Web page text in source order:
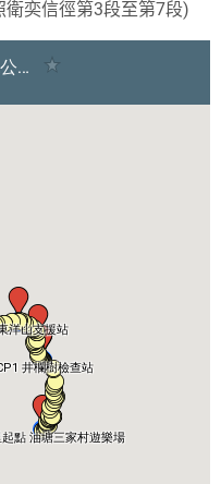
奕信徑第3段至第7段)